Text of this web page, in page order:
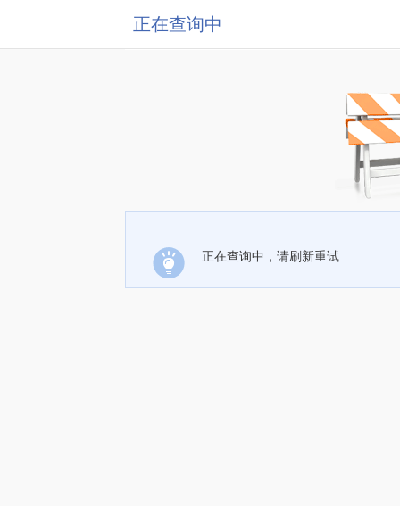
正在查询中
正在查询中，请刷新重试